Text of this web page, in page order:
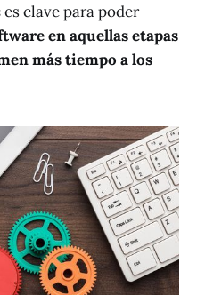
es clave para poder
en aquellas etapas
más tiempo a los